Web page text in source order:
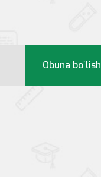
Obuna bo`lish